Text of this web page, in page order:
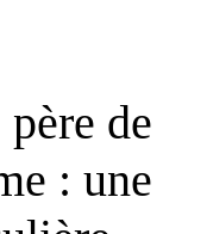
de
: une